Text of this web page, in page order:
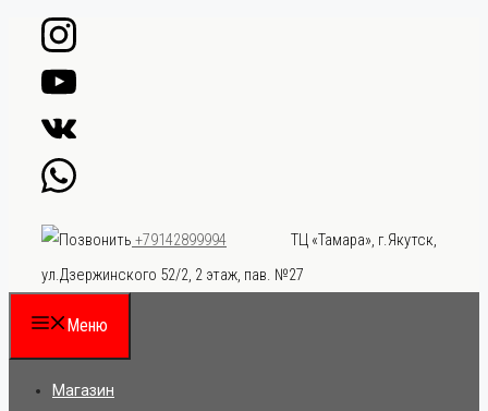
Перейти
содержимому
+79142899994
ТЦ «Тамара», г.Якутск,
ул.Дзержинского 52/2, 2 этаж, пав. №27
Меню
Магазин